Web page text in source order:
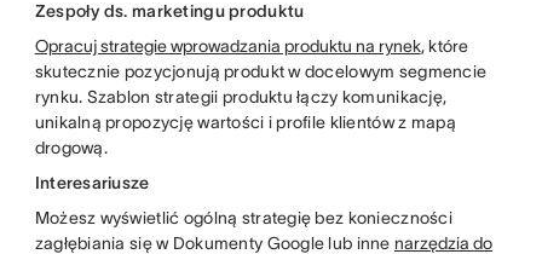
Zespoły ds. marketingu produktu
Opracuj strategie wprowadzania produktu na rynek, które
skutecznie pozycjonują produkt w docelowym segmencie
rynku. Szablon strategii produktu łączy komunikację,
unikalną propozycję wartości i profile klientów z mapą
drogową.
Interesariusze
Możesz wyświetlić ogólną strategię bez konieczności
zagłębiania się w Dokumenty Google lub inne narzędzia do